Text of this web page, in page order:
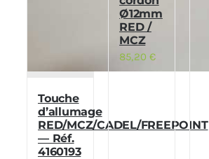
Touche
d’allumage
RED/MCZ/CADEL/FREEPOINT
— Réf.
4160193
Ø12mm
RED /
MCZ
85,20€